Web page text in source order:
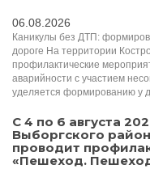
06.08.2026
Каникулы без ДТП:
дороге На территории
профилактические
аварийности с участием
уделяется формированию у
С 4 по 6 августа
Выборгского
проводит
«Пешеход.